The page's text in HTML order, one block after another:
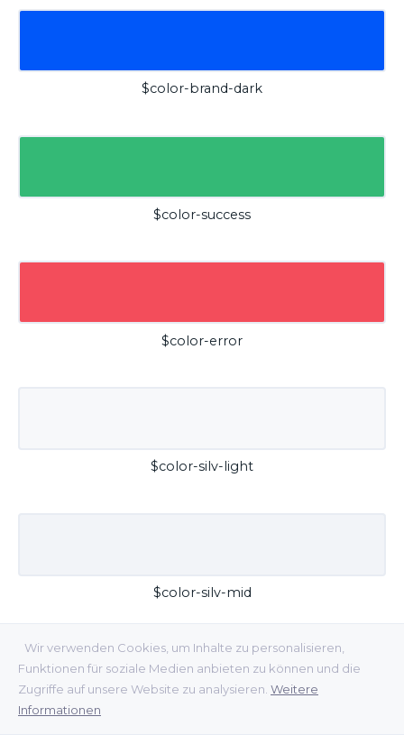
Wir verwenden Cookies, um Inhalte zu personalisieren,
Funktionen für soziale Medien anbieten zu können und die
Zugriffe auf unsere Website zu analysieren. Weitere
Informationen
$color-brand-dark
$color-success
$color-error
$color-silv-light
$color-silv-mid